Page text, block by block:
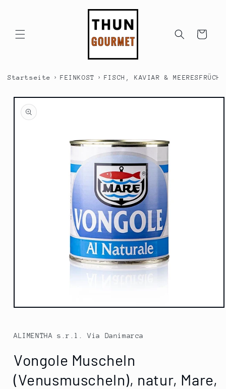
Warenkorb
Startseite › FEINKOST › FISCH, KAVIAR &
Medien
Modal
öffnen
ALIMENTHA s.r.l. Via Danimarca
Vongole Muscheln
(Venusmuscheln), natur, Mare,